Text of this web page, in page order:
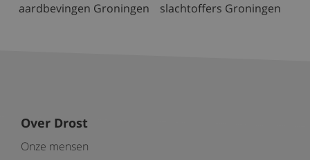
aardbevingen Groningen
slachtoffers Groningen
Over Drost
Onze mensen